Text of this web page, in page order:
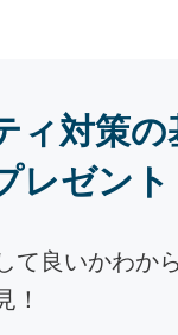
対策の
レゼント
て良いかわか
！